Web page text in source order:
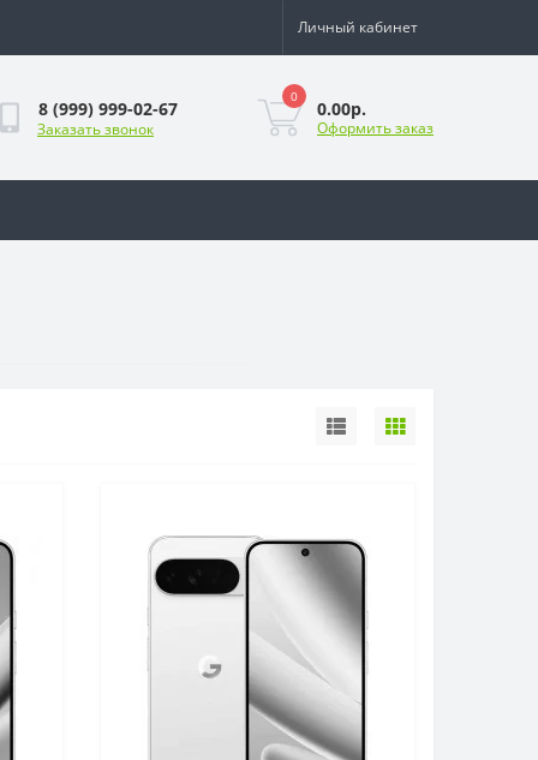
Личный кабинет
8 (999) 999-02-67
Заказать звонок
0
0.00р.
Оформить заказ